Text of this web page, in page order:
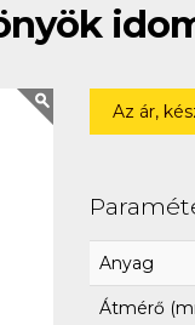
Az ár,
Anyag
Átmérő